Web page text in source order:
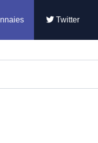
Twitter